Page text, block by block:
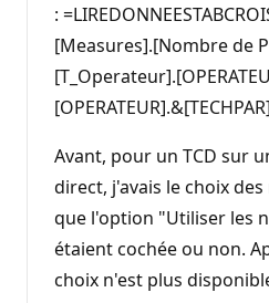
:
[Measures].[Nombre de
Avant, pour un TCD sur
direct, j'avais le choix
que l'option "Utiliser les
étaient cochée ou non.
choix n'est plus